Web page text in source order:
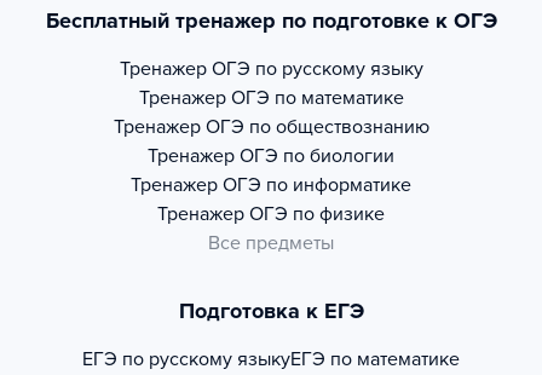
Бесплатный тренажер по подготовке к ОГЭ
Тренажер ОГЭ по русскому языку
Тренажер ОГЭ по математике
Тренажер ОГЭ по обществознанию
Тренажер ОГЭ по биологии
Тренажер ОГЭ по информатике
Тренажер ОГЭ по физике
Все предметы
Подготовка к ЕГЭ
ЕГЭ по русскому языкуЕГЭ по математике